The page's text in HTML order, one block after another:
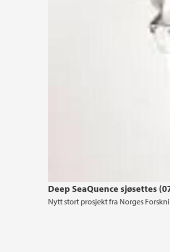
Deep SeaQuence sjøsettes
Nytt stort prosjekt fra Norges